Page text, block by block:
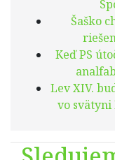
Šaško
Keď PS
Lev XIV.
vo svätyni